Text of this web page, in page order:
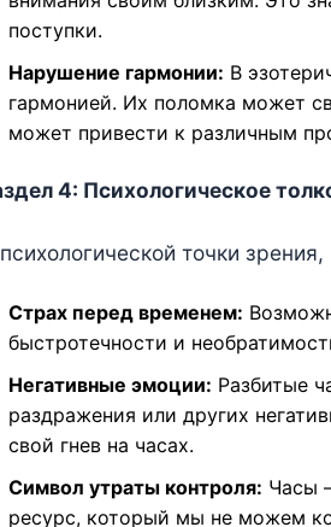
поступки.
Нарушение гармонии: В
гармонией. Их поломка может
может привести к различным
4: Психологическое
точки
Страх перед временем:
быстротечности и
Негативные эмоции: Разбитые
раздражения или других
свой гнев на часах.
Символ утраты контроля: Часы
ресурс, который мы не можем